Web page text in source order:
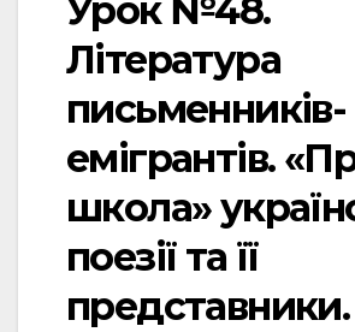
Урок №48.
Література
письменників-
емігрантів.
школа»
поезії та її
представники.